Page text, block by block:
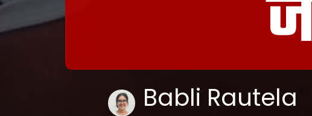
Babli Rautela